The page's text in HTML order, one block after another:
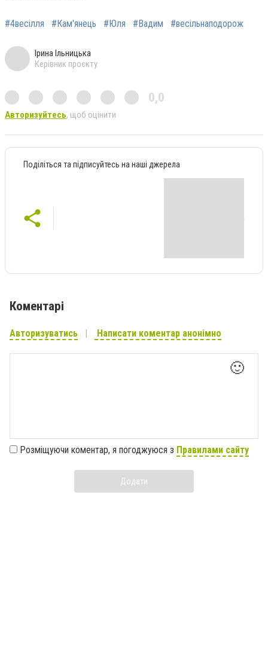
#4весілля #Кам'янець #Юля #Вадим #весільнаподорож
Ірина Ільницька
Керівник проєкту
0,0
Авторизуйтесь, щоб оцінити
Поділіться та підписуйтесь на наші джерела
Коментарі
Авторизуватись Написати коментар анонімно
🙂
Розміщуючи коментар, я погоджуюся з Правилами сайту
Додати